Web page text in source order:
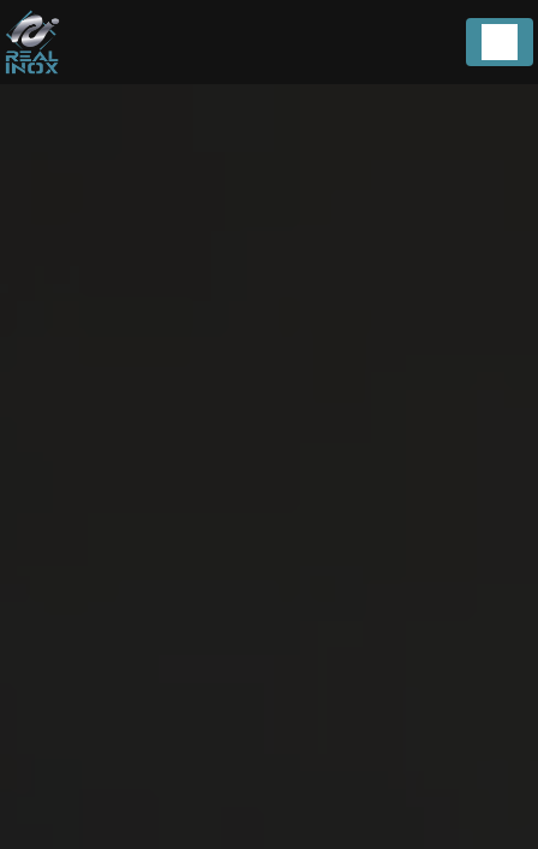
Panneau de gestion des cookies